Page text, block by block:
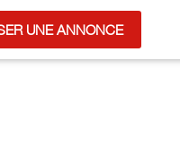
UNE ANNONCE